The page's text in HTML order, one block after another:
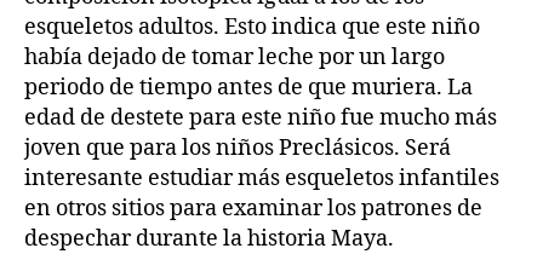
esqueletos adultos. Esto indica que este niño
había dejado de tomar leche por un largo
periodo de tiempo antes de que muriera. La
edad de destete para este niño fue mucho más
joven que para los niños Preclásicos. Será
interesante estudiar más esqueletos infantiles
en otros sitios para examinar los patrones de
despechar durante la historia Maya.